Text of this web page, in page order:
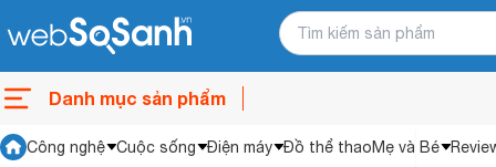
Danh mục sản phẩm
Công nghệ Cuộc sống Điện máy Đồ thể thaoMẹ và Bé